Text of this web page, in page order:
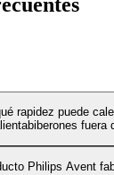
rapidez puede
fuera
Philips Avent